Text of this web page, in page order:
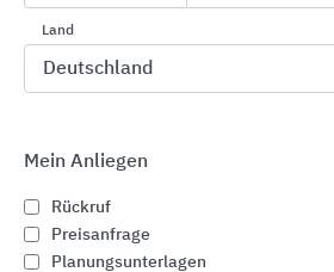
Land
Mein Anliegen
Rückruf
Preisanfrage
Planungsunterlagen